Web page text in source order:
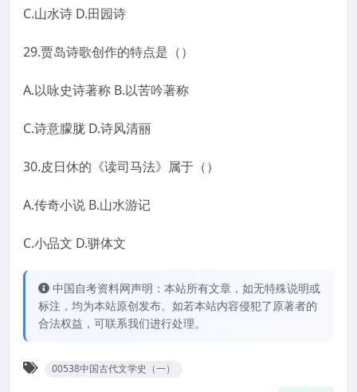
C.山水诗 D.田园诗
29.贾岛诗歌创作的特点是（）
A.以咏史诗著称 B.以苦吟著称
C.诗意朦胧 D.诗风清丽
30.皮日休的《读司马法》属于（）
A.传奇小说 B.山水游记
C.小品文 D.骈体文
中国自考资料网声明：本站所有文章，如无特殊说明或
标注，均为本站原创发布。如若本站内容侵犯了原著者的
合法权益，可联系我们进行处理。
00538中国古代文学史（一）